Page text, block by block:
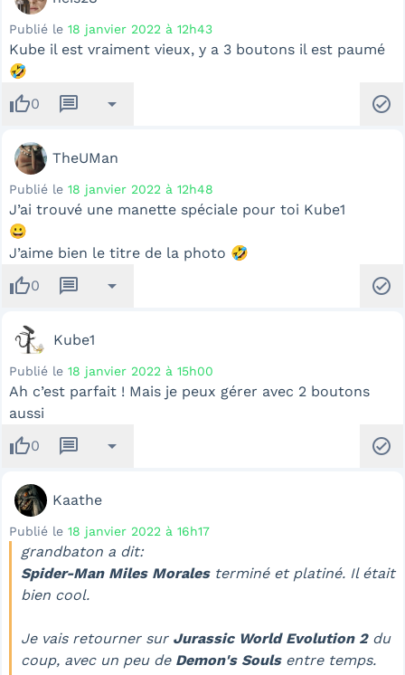
Publié le 18 janvier 2022 à 12h43
Kube il est vraiment vieux, y a 3 boutons il est paumé
🤣
thumb_up0 message arrow_drop_down check_circle
TheUMan
Publié le 18 janvier 2022 à 12h48
J’ai trouvé une manette spéciale pour toi Kube1
😀
J’aime bien le titre de la photo 🤣
thumb_up0 message arrow_drop_down check_circle
Kube1
Publié le 18 janvier 2022 à 15h00
Ah c’est parfait ! Mais je peux gérer avec 2 boutons
aussi
thumb_up0 message arrow_drop_down check_circle
Kaathe
Publié le 18 janvier 2022 à 16h17
grandbaton a dit:
Spider-Man Miles Moralesterminé et platiné. Il était
bien cool.
Je vais retourner sur Jurassic World Evolution 2du
coup, avec un peu de Demon's Soulsentre temps.